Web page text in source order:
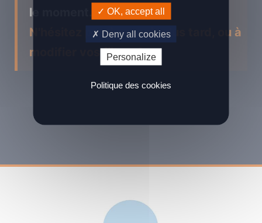
le moment...
N'hésitez pas à revenir plus tard, ou à
modifier vos filtres !
OK, accept all
Deny all cookies
Personalize
Politique des cookies